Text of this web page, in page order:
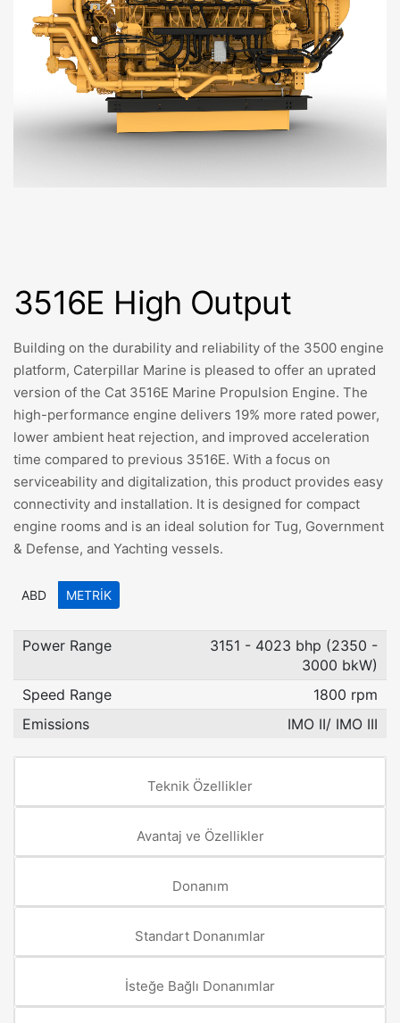
3516E High Output
Building on the durability and reliability of the 3500 engine
platform, Caterpillar Marine is pleased to offer an uprated
version of the Cat 3516E Marine Propulsion Engine. The
high-performance engine delivers 19% more rated power,
lower ambient heat rejection, and improved acceleration
time compared to previous 3516E. With a focus on
serviceability and digitalization, this product provides easy
connectivity and installation. It is designed for compact
engine rooms and is an ideal solution for Tug, Government
& Defense, and Yachting vessels.
ABD METRIK
Power Range
3151 - 4023 bhp (2350 -
3000 bkW)
Speed Range
1800 rpm
Emissions
IMO II/ IMO III
Teknik Özellikler
Avantaj ve Özellikler
Donanım
Standart Donanımlar
İsteğe Bağlı Donanımlar